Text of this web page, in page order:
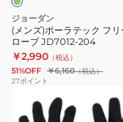
フ
リ
ー
ス
グ
ー
ジョーダン
(メンズ)ポーラテック フ
ローブ JD7012-204
￥2,990 （税込）
51%OFF ￥6,160（税込）
27ポイント